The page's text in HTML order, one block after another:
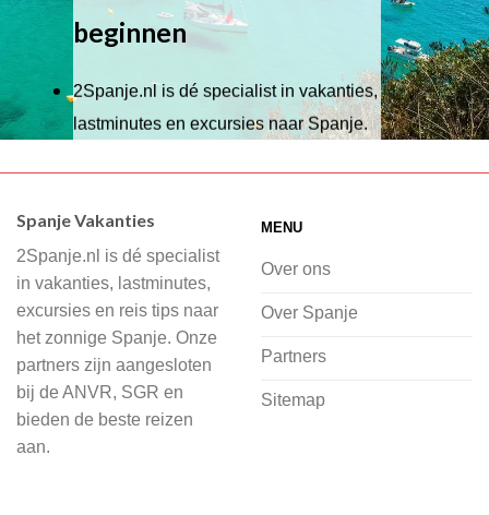
beginnen
2Spanje.nl is dé specialist in vakanties,
lastminutes en excursies naar Spanje.
Wij hebben een breed scala aan
of je nu wilt relaxen op het strand,
cultuur wilt ontdekken of avontuur zoekt
in de natuur.
Bij 2Spanje.nl begint de voorpret al
voordat je het vliegtuig instapt, door
inspiratie op te doen over dit zonnige
Spanje Vakanties
2Spanje.nl is dé specialist
in vakanties, lastminutes,
excursies en reis tips naar
het zonnige Spanje. Onze
partners zijn aangesloten
bij de ANVR, SGR en
bieden de beste reizen
aan.
MENU
Over ons
Over Spanje
Partners
Sitemap